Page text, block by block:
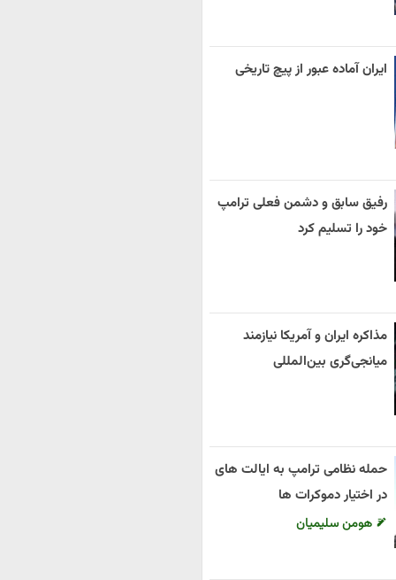
ایران آماده عبور از پیچ تاریخی
رفیق سابق و دشمن فعلی ترامپ
خود را تسلیم کرد
مذاکره ایران و آمریکا نیازمند
میانجی‌گری بین‌المللی
حمله نظامی ترامپ به ایالت های
در اختیار دموکرات ها
هومن سلیمیان